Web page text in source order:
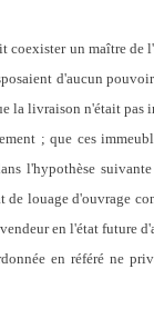
un maître
d'aucun
livraison n'était pas
; que ces
l'hypothèse
de louage d'ouvrage
en l'état future
en référé ne